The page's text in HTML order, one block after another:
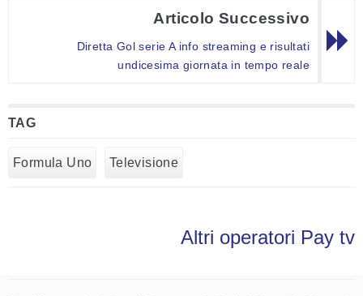
Articolo Successivo
Diretta Gol serie A info streaming e risultati
undicesima giornata in tempo reale
TAG
Formula Uno Televisione
Altri operatori Pay tv